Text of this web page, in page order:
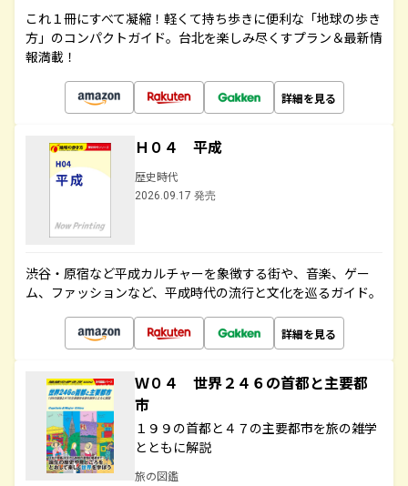
これ１冊にすべて凝縮！軽くて持ち歩きに便利な「地球の歩き
方」のコンパクトガイド。台北を楽しみ尽くすプラン＆最新情
報満載！
詳細を見る
Ｈ０４ 平成
歴史時代
2026.09.17 発売
渋谷・原宿など平成カルチャーを象徴する街や、音楽、ゲー
ム、ファッションなど、平成時代の流行と文化を巡るガイド。
詳細を見る
Ｗ０４ 世界２４６の首都と主要都
市
１９９の首都と４７の主要都市を旅の雑学
とともに解説
旅の図鑑